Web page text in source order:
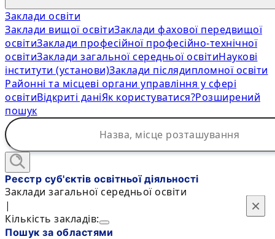
Заклади освіти
Заклади вищої освітиЗаклади фахової передвищої
освітиЗаклади професійної професійно-технічної
освітиЗаклади загальної середньої освітиНаукові
інститути (установи)Заклади післядипломної освіти
Районні та місцеві органи управління у сфері
освітиВідкриті даніЯк користуватися?Розширений
пошук
×
Реєстр суб'єктів освітньої діяльності
Заклади загальної середньої освіти
|
Кількість закладів:
Пошук за областями
×